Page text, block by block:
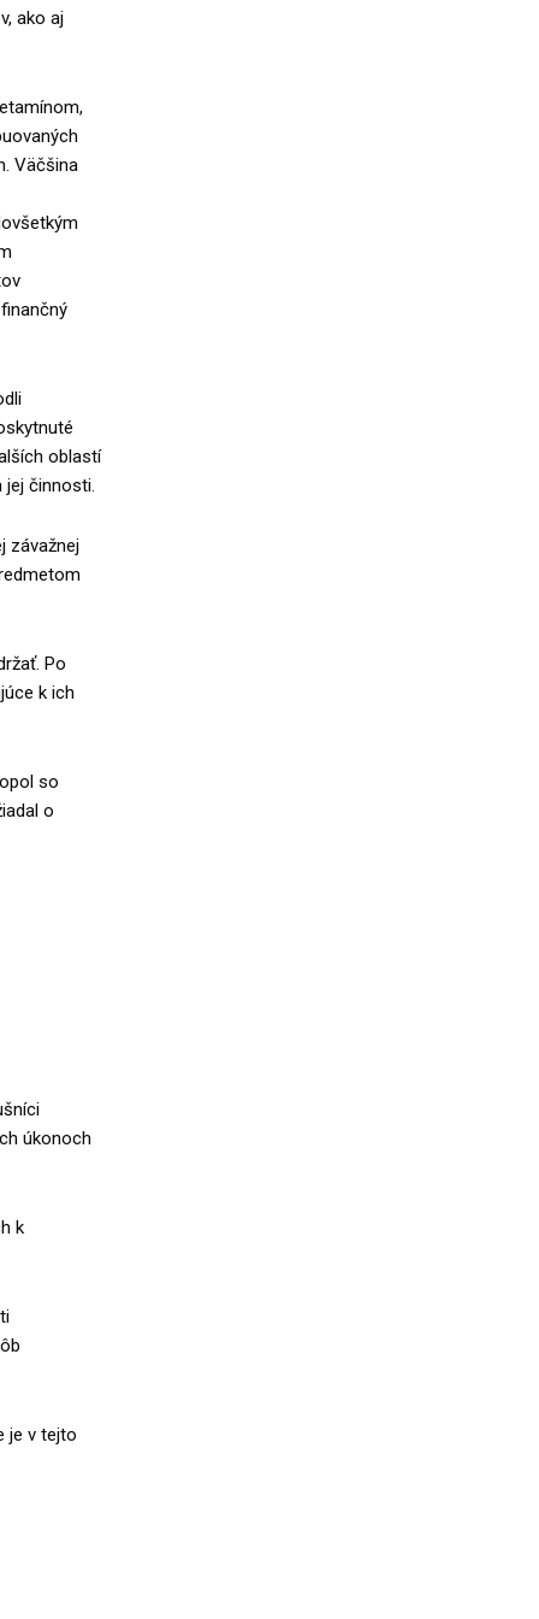
ako aj
Väčšina
oblastí
činnosti.
závažnej
Po
k ich
so
o
úkonoch
k
je v tejto